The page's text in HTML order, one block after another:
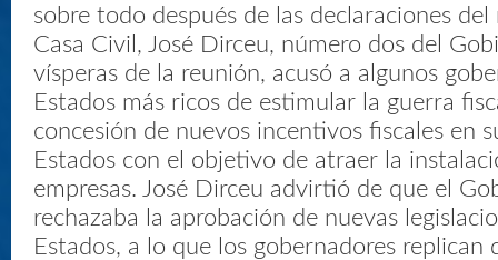
sobre todo después de las declaraciones
Casa Civil, José Dirceu, número dos del
vísperas de la reunión, acusó a algunos
Estados más ricos de estimular la guerra
concesión de nuevos incentivos fiscales en
Estados con el objetivo de atraer la
empresas. José Dirceu advirtió de que el
rechazaba la aprobación de nuevas
Estados, a lo que los gobernadores replican